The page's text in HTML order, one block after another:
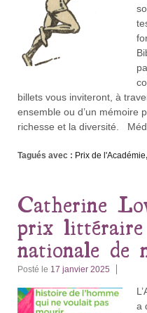
billets vous inviteront, à
ensemble ou d’un mémoire
richesse et la diversité.
Tagués avec : Prix de l'Académie,
Catherine
prix littéraire
nationale de
Posté le 17 janvier 2025
a